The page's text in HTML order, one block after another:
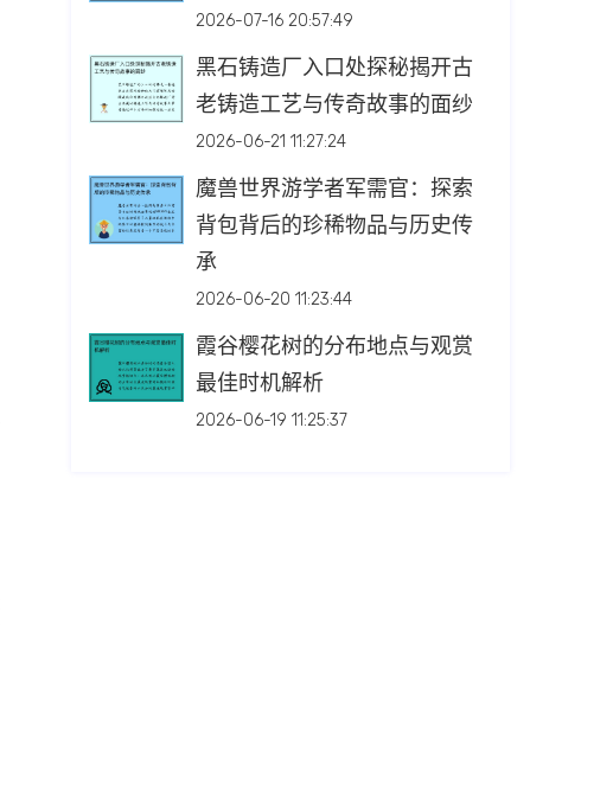
2026-07-16 20:57:49
黑石铸造厂入口处探秘揭开古
老铸造工艺与传奇故事的面纱
2026-06-21 11:27:24
魔兽世界游学者军需官：探索
背包背后的珍稀物品与历史传
承
2026-06-20 11:23:44
霞谷樱花树的分布地点与观赏
最佳时机解析
2026-06-19 11:25:37